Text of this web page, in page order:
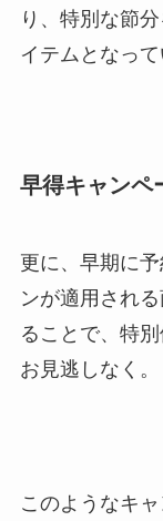
り、特別な節
イテムとなって
早得キャンペ
更に、早期に
ンが適用され
ることで、特
お見逃しなく。
このようなキ